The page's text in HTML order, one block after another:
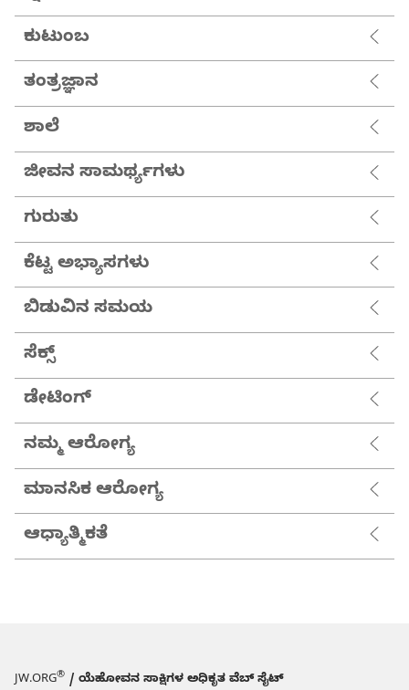
ಕುಟುಂಬ
ತಂತ್ರಜ್ಞಾನ
ಶಾಲೆ
ಜೀವನ ಸಾಮರ್ಥ್ಯಗಳು
ಗುರುತು
ಕೆಟ್ಟ ಅಭ್ಯಾಸಗಳು
ಬಿಡುವಿನ ಸಮಯ
ಸೆಕ್ಸ್
ಡೇಟಿಂಗ್
ನಮ್ಮ ಆರೋಗ್ಯ
ಮಾನಸಿಕ ಆರೋಗ್ಯ
ಆಧ್ಯಾತ್ಮಿಕತೆ
JW.ORG® / ಯೆಹೋವನ ಸಾಕ್ಷಿಗಳ ಅಧಿಕೃತ ವೆಬ್ ಸೈಟ್